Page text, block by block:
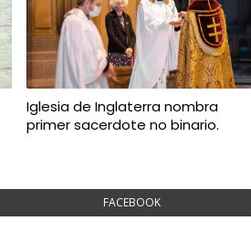
Iglesia de Inglaterra nombra
primer sacerdote no binario.
FACEBOOK